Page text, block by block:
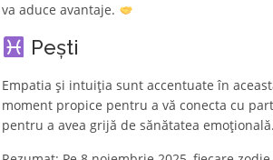
va aduce avantaje.
Pești
Empatia și intuiția sunt accentuate în
moment propice pentru a vă conecta cu
pentru a avea grijă de sănătatea emoțională.